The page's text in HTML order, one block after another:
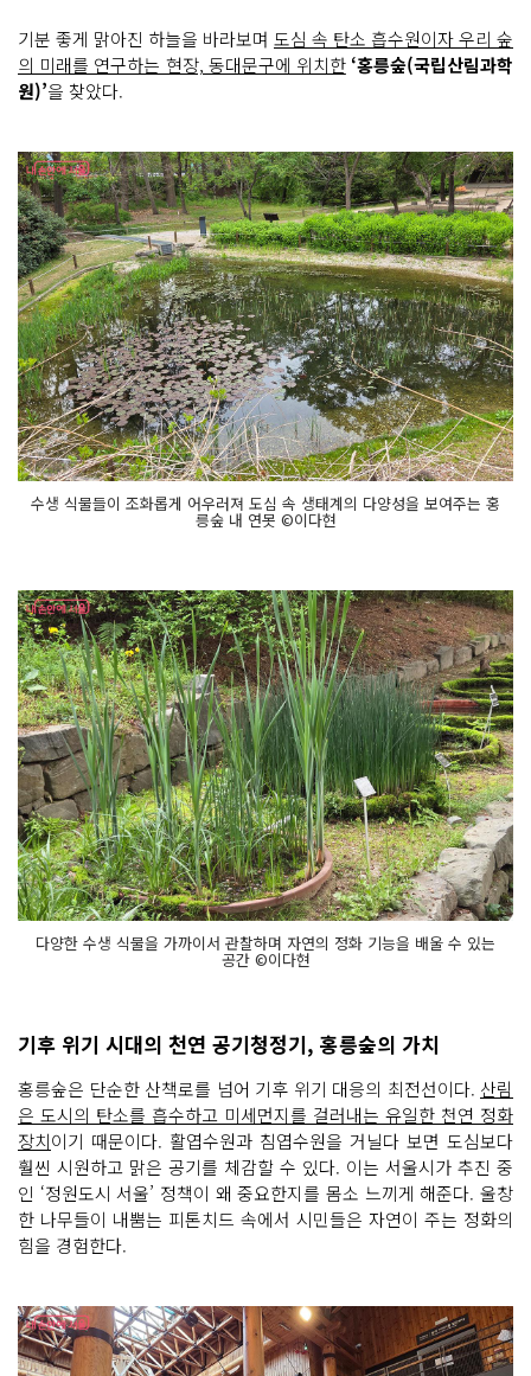
기분 좋게 맑아진 하늘을 바라보며 도심 속 탄소 흡수원이자 우리 숲
의 미래를 연구하는 현장, 동대문구에 위치한 ‘홍릉숲(국립산림과학
원)’을 찾았다.
수생 식물들이 조화롭게 어우러져 도심 속 생태계의 다양성을 보여주는 홍
릉숲 내 연못 ©이다현
다양한 수생 식물을 가까이서 관찰하며 자연의 정화 기능을 배울 수 있는
공간 ©이다현
기후 위기 시대의 천연 공기청정기, 홍릉숲의 가치
홍릉숲은 단순한 산책로를 넘어 기후 위기 대응의 최전선이다. 산림
은 도시의 탄소를 흡수하고 미세먼지를 걸러내는 유일한 천연 정화
장치이기 때문이다. 활엽수원과 침엽수원을 거닐다 보면 도심보다
훨씬 시원하고 맑은 공기를 체감할 수 있다. 이는 서울시가 추진 중
인 ‘정원도시 서울’ 정책이 왜 중요한지를 몸소 느끼게 해준다. 울창
한 나무들이 내뿜는 피톤치드 속에서 시민들은 자연이 주는 정화의
힘을 경험한다.